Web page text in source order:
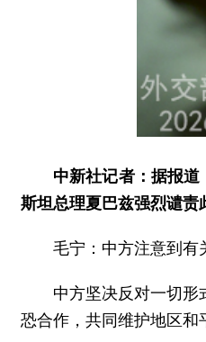
中新社记者：据报
斯坦总理夏巴兹强烈谴责
毛宁：中方注意到有
中方坚决反对一切
恐合作，共同维护地区和